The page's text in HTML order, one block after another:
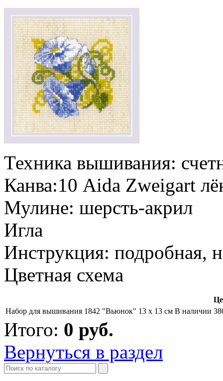
Техника вышивания:
Канва:10 Aida Zweigart
Мулине: шерсть-акрил
Игла
Инструкция: подробная,
Цветная схема
Набор для вышивания 1842 "Вьюнок" 13 х 13 см В наличии
Итого: 0 руб.
Вернуться в раздел